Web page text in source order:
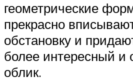
геометрические
прекрасно
обстановку и
более интересный и
облик.